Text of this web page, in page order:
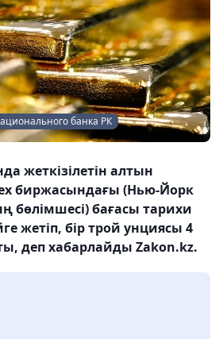
банка РК
жеткізілетін алтын
биржасындағы (Нью-Йорк
бөлімшесі) бағасы тарихи
жетіп, бір трой унциясы 4
деп хабарлайды Zakon.kz.